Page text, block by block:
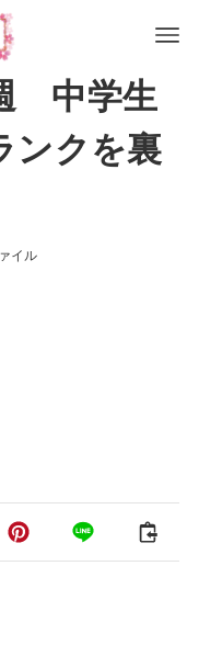
中学生
クを裏
イル